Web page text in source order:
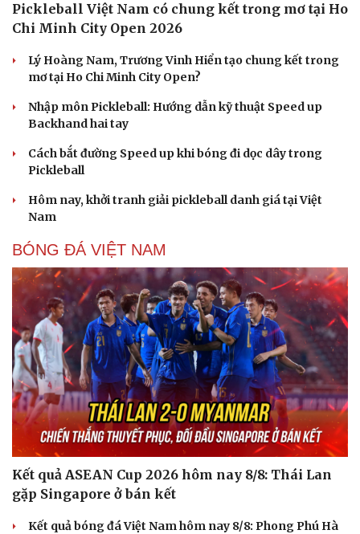
Pickleball Việt Nam có chung kết trong mơ tại Ho
Chi Minh City Open 2026
Lý Hoàng Nam, Trương Vinh Hiển tạo chung kết trong
mơ tại Ho Chi Minh City Open?
Nhập môn Pickleball: Hướng dẫn kỹ thuật Speed up
Backhand hai tay
Cách bắt đường Speed up khi bóng đi dọc dây trong
Pickleball
Hôm nay, khởi tranh giải pickleball danh giá tại Việt
Nam
BÓNG ĐÁ VIỆT NAM
Kết quả ASEAN Cup 2026 hôm nay 8/8: Thái Lan
gặp Singapore ở bán kết
Kết quả bóng đá Việt Nam hôm nay 8/8: Phong Phú Hà